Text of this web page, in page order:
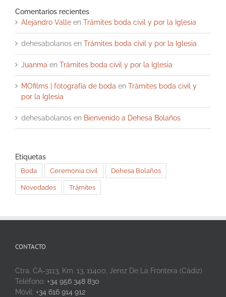
Comentarios recientes
Alejandro Valle en Trámites boda civil y por la Iglesia
dehesabolanos en Trámites boda civil y por la Iglesia
Juanma en Trámites boda civil y por la Iglesia
MOfilms | fotografía de boda en Trámites boda civil y
por la Iglesia
dehesabolanos en Bienvenido a Dehesa Bolaños
Etiquetas
Boda Ceremonia civil Dehesa Bolaños
Novedades Trámites
CONTACTO
Ctra. CA-3113, Km. 13, 11400, Jerez De La Frontera (Cádiz)
Teléfono: +34 956 348 830
Móvil: +34 616 914 912